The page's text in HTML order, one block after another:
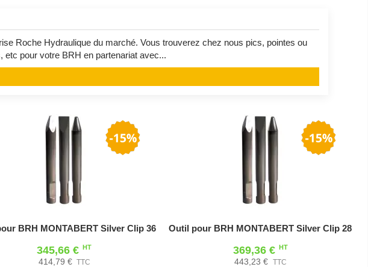
Roche Hydraulique du marché. Vous trouverez chez nous pics, pointes ou
pour votre BRH en partenariat avec...
BRH MONTABERT Silver Clip 36
345,66 € HT
414,79 € TTC
Outil pour BRH MONTABERT Silver Clip 28
369,36 € HT
443,23 € TTC